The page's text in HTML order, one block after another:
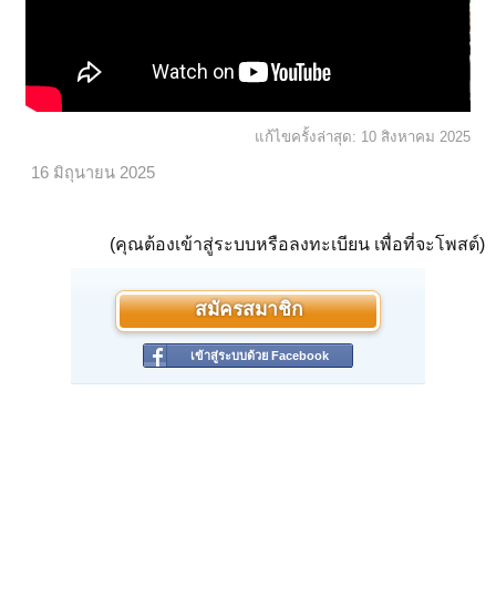
แก้ไขครั้งล่าสุด: 10 สิงหาคม 2025
16 มิถุนายน 2025
(คุณต้องเข้าสู่ระบบหรือลงทะเบียน เพื่อที่จะโพสต์)
สมัครสมาชิก
เข้าสู่ระบบด้วย Facebook